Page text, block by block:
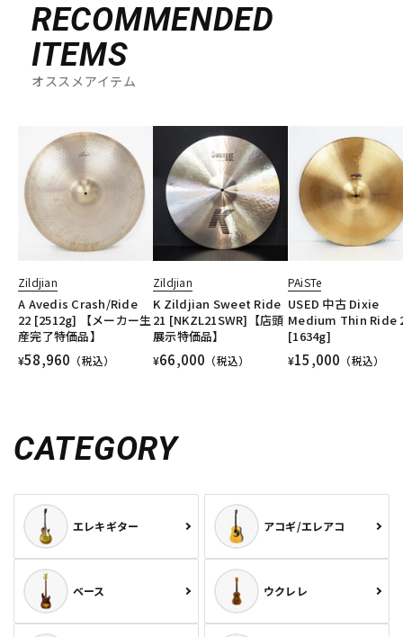
RECOMMENDED
ITEMS
オススメアイテム
Zildjian
A Avedis Crash/Ride
22 [2512g] 【メーカー生
産完了特価品】
¥58,960 （税込）
Zildjian
K Zildjian Sweet Ride
21 [NKZL21SWR]【店頭
展示特価品】
¥66,000 （税込）
PAiSTe
USED 中古 Dixie
Medium Thin Ride
[1634g]
¥15,000 （税込）
CATEGORY
エレキギター アコギ/エレアコ
ベース ウクレレ